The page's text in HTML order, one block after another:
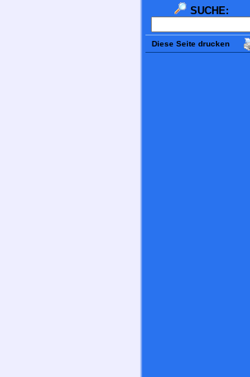
SUCHE:
Diese Seite drucken